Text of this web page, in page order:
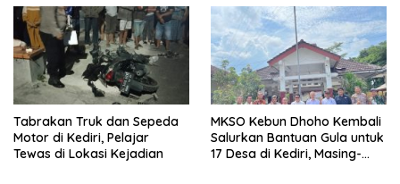
Tabrakan Truk dan Sepeda
Motor di Kediri, Pelajar
Tewas di Lokasi Kejadian
MKSO Kebun Dhoho Kembali
Salurkan Bantuan Gula untuk
17 Desa di Kediri, Masing-